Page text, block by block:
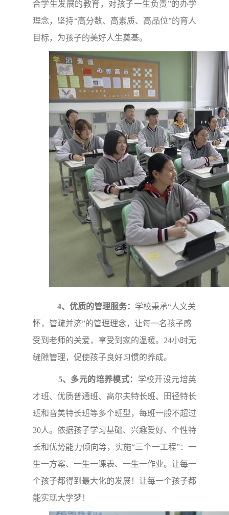
合学生发展的教育，对孩子一生负责”的办学
理念，坚持“高分数、高素质、高品位”的育人
目标，为孩子的美好人生奠基。
4、优质的管理服务： 学校秉承“人文关
怀，管疏并济”的管理理念，让每一名孩子感
受到老师的关爱，享受到家的温暖。24小时无
缝隙管理，促使孩子良好习惯的养成。
5、多元的培养模式： 学校开设元培英
才班、优质普通班、高尔夫特长班、田径特长
班和音美特长班等多个班型，每班一般不超过
30人。依据孩子学习基础、兴趣爱好、个性特
长和优势能力倾向等，实施“三个一工程”：一
生一方案、一生一课表、一生一作业。让每一
个孩子都得到最大化的发展！让每一个孩子都
能实现大学梦！